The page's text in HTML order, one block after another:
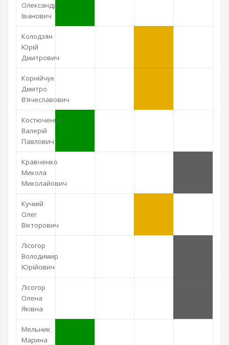
Олександр
Іванович
Колодзян
Юрій
Дмитрович
Корнійчук
Дмитро
В’ячеславович
Костюченко
Валерій
Павлович
Кравченко
Микола
Миколайович
Кучмій
Олег
Вікторович
Лісогор
Володимир
Юрійович
Лісогор
Олена
Яківна
Мельник
Марина